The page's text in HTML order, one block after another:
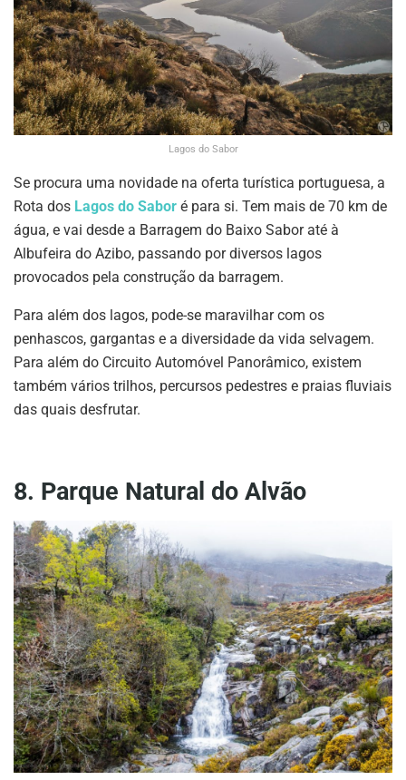
Lagos do Sabor
Se procura uma novidade na oferta turística portuguesa, a
Rota dos Lagos do Sabor é para si. Tem mais de 70 km de
água, e vai desde a Barragem do Baixo Sabor até à
Albufeira do Azibo, passando por diversos lagos
provocados pela construção da barragem.
Para além dos lagos, pode-se maravilhar com os
penhascos, gargantas e a diversidade da vida selvagem.
Para além do Circuito Automóvel Panorâmico, existem
também vários trilhos, percursos pedestres e praias fluviais
das quais desfrutar.
8. Parque Natural do Alvão